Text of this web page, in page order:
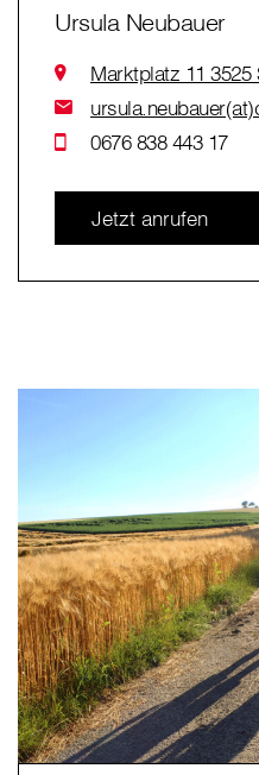
Ursula Neubauer
Marktplatz 11 3525
0676 838 443 17
Jetzt anrufen